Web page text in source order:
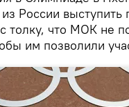
России выступить
толку, что МОК не
им позволили